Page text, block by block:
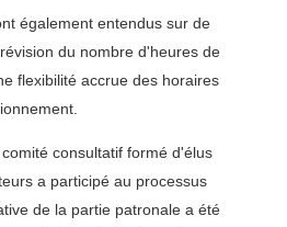
également entendus sur de
du nombre d'heures de
flexibilité accrue des horaires
consultatif formé d'élus
a participé au processus
de la partie patronale a été